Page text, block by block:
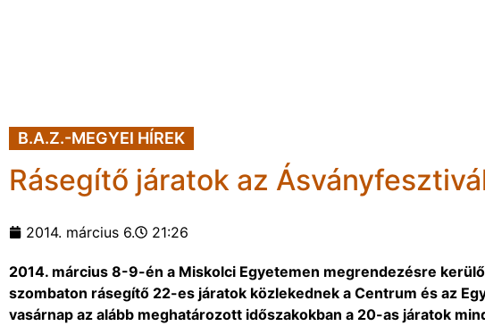
B.A.Z.-MEGYEI HÍREK
Rásegítő járatok az
2014. március 6. 21:26
2014. március 8-9-én a Miskolci Egyetemen megrendezésre
szombaton rásegítő 22-es járatok közlekednek a Centrum és az
vasárnap az alább meghatározott időszakokban a 20-as járatok